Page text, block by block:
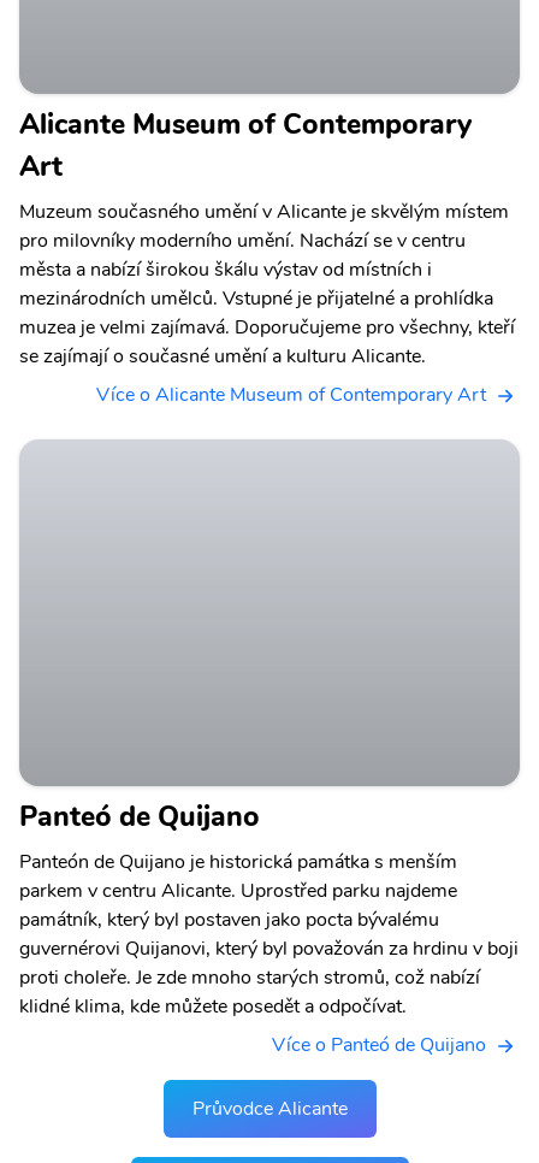
Alicante Museum of Contemporary
Art
Muzeum současného umění v Alicante je skvělým místem
pro milovníky moderního umění. Nachází se v centru
města a nabízí širokou škálu výstav od místních i
mezinárodních umělců. Vstupné je přijatelné a prohlídka
muzea je velmi zajímavá. Doporučujeme pro všechny, kteří
se zajímají o současné umění a kulturu Alicante.
Více o Alicante Museum of Contemporary Art
Panteó de Quijano
Panteón de Quijano je historická památka s menším
parkem v centru Alicante. Uprostřed parku najdeme
památník, který byl postaven jako pocta bývalému
guvernérovi Quijanovi, který byl považován za hrdinu v boji
proti choleře. Je zde mnoho starých stromů, což nabízí
klidné klima, kde můžete posedět a odpočívat.
Více o Panteó de Quijano
Průvodce Alicante